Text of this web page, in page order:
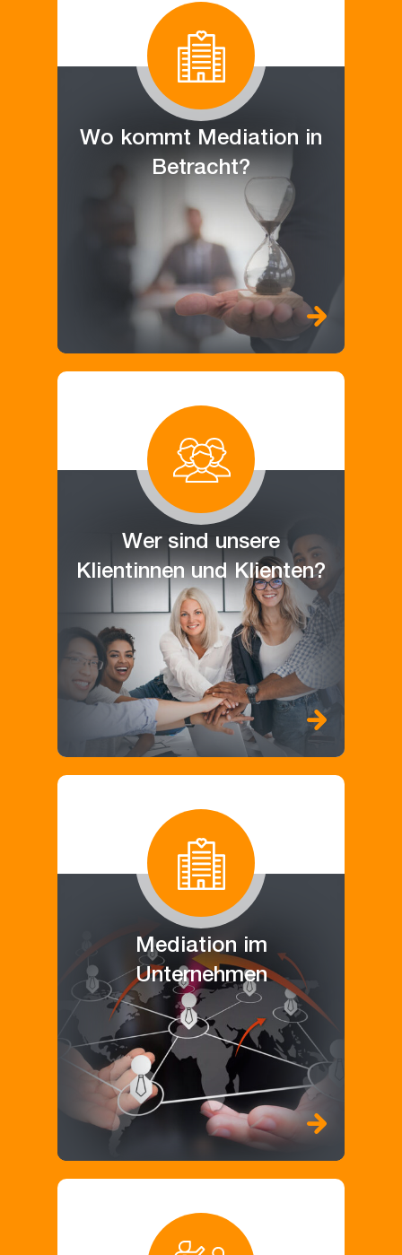
Wo kommt Mediation in
Betracht?
Wer sind unsere
Klientinnen und Klienten?
Mediation im
Unternehmen